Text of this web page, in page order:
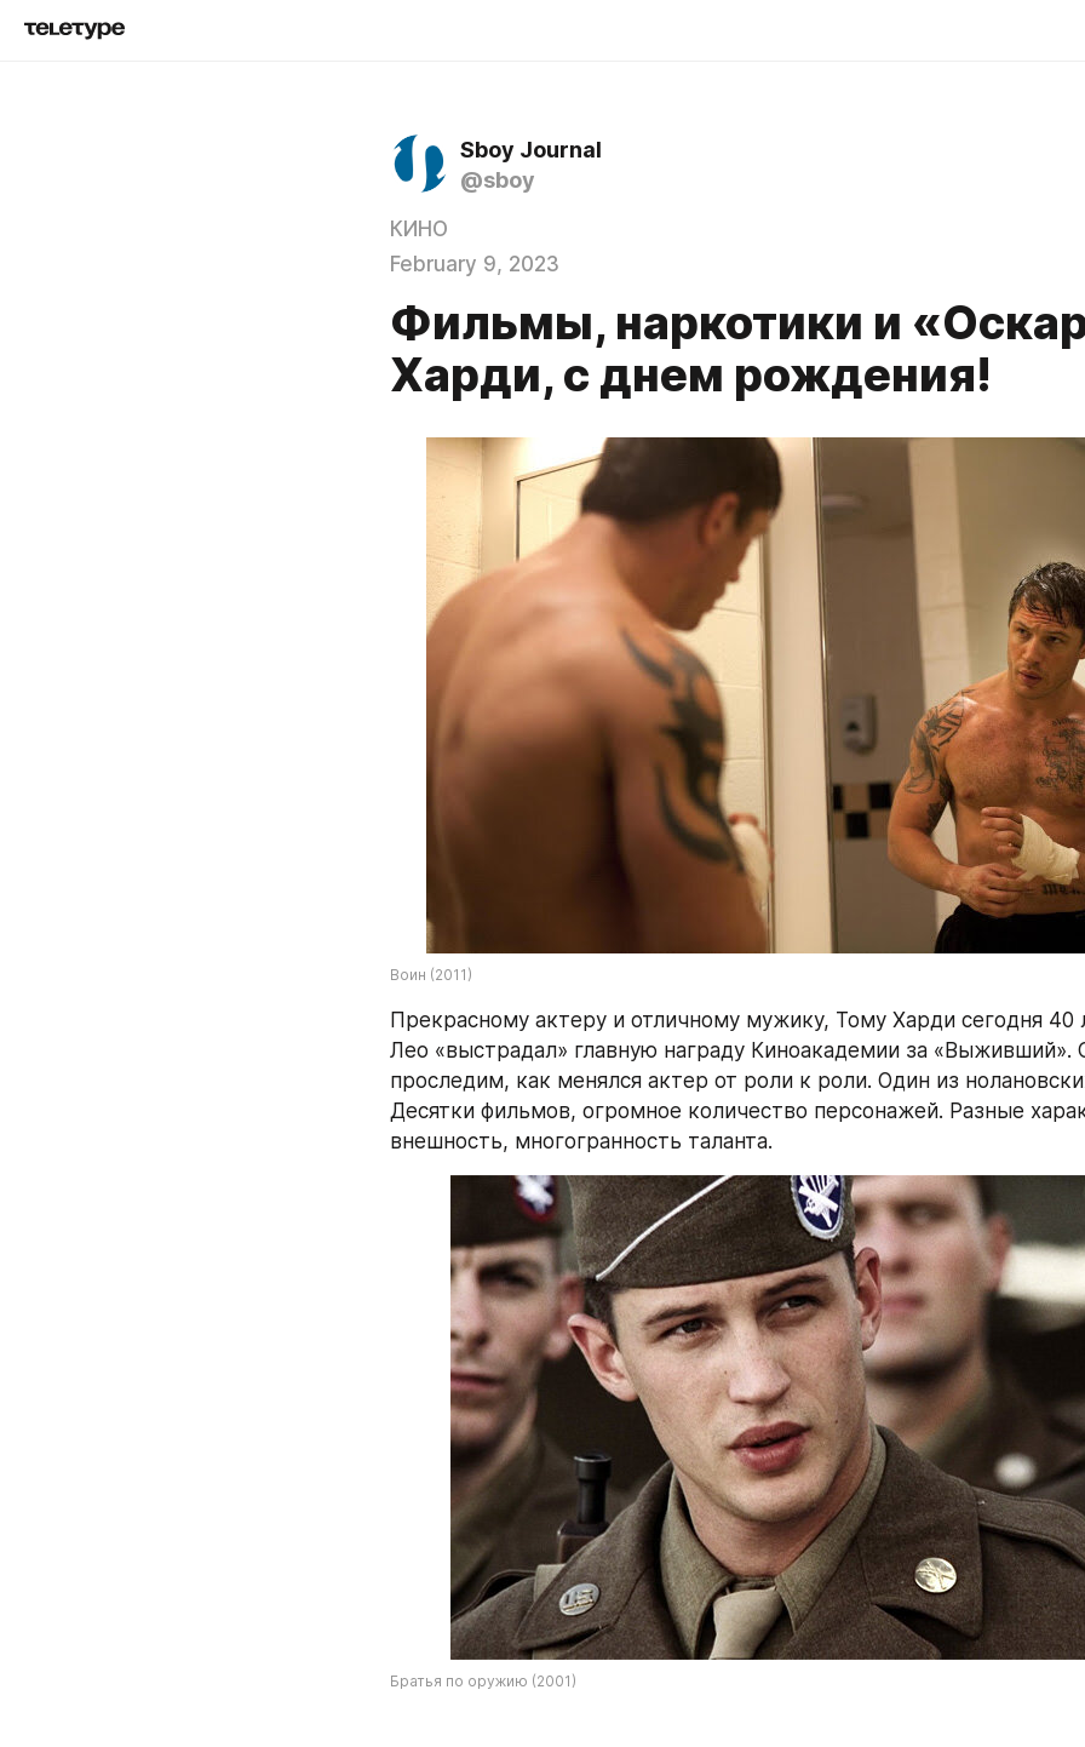
Sboy Journal
@sboy
КИНО
February 9, 2023
Фильмы, наркотики и
Харди, с днем рождения!
Воин (2011)
Прекрасному актеру и отличному мужику, Тому Харди сегодня 40
Лео «выстрадал» главную награду Киноакадемии за «Выживший».
проследим, как менялся актер от роли к роли. Один из
Десятки фильмов, огромное количество персонажей. Разные
внешность, многогранность таланта.
Братья по оружию (2001)